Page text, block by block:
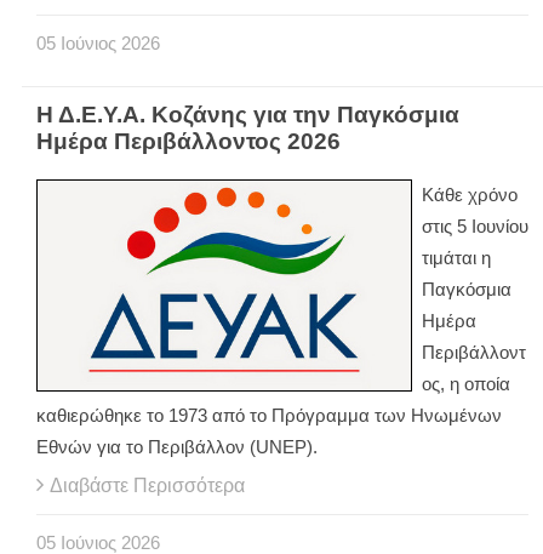
05 Ιούνιος 2026
Η Δ.Ε.Υ.Α. Κοζάνης για την Παγκόσμια
Ημέρα Περιβάλλοντος 2026
Κάθε χρόνο
στις 5 Ιουνίου
τιμάται η
Παγκόσμια
Ημέρα
Περιβάλλοντ
ος, η οποία
καθιερώθηκε το 1973 από το Πρόγραμμα των Ηνωμένων
Εθνών για το Περιβάλλον (UNEP).
Διαβάστε Περισσότερα
05 Ιούνιος 2026